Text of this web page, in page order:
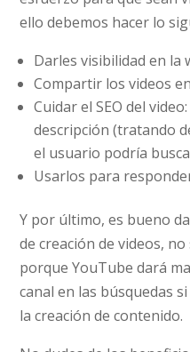
ello debemos hacer lo
Darles visibilidad en la
Compartir los videos
Cuidar el SEO del
descripción (tratando
el usuario podría
Usarlos para
Y por último, es bueno
de creación de videos,
porque YouTube dará
canal en las búsquedas
la creación de contenido.